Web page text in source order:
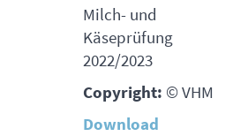
Milch- und
Käseprüfung
2022/2023
Copyright: ©VHM
Download